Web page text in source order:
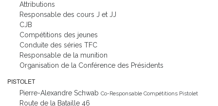
Attributions
Responsable des cours J et JJ
CJB
Compétitions des jeunes
Conduite des séries TFC
Responsable de la munition
Organisation de la Conférence des Présidents
PISTOLET
Pierre-Alexandre Schwab Co-Responsable Compétitions Pistolet
Route de la Bataille 46